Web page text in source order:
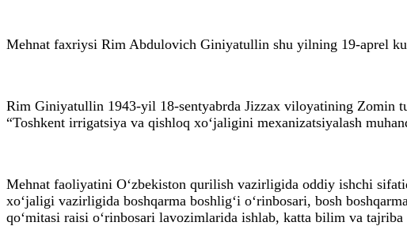
Mehnat faxriysi Rim Abdulovich Giniyatullin shu yilning 19-aprel
Rim Giniyatullin 1943-yil 18-sentyabrda Jizzax viloyatining Zomin
“Toshkent irrigatsiya va qishloq xo‘jaligini mexanizatsiyalash
Mehnat faoliyatini O‘zbekiston qurilish vazirligida oddiy ishchi
xo‘jaligi vazirligida boshqarma boshlig‘i o‘rinbosari, bosh
qo‘mitasi raisi o‘rinbosari lavozimlarida ishlab, katta bilim va